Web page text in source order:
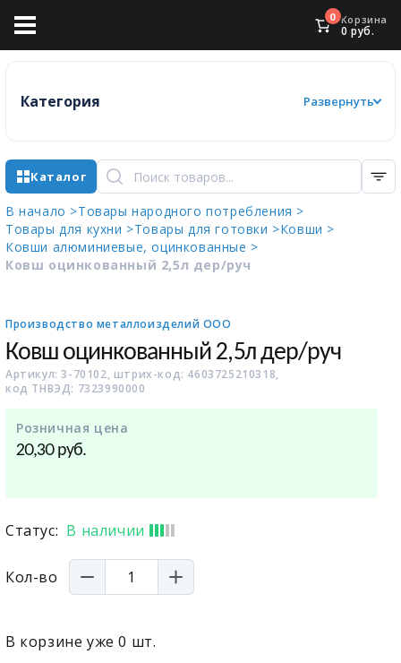
0 Корзина
0 руб.
Категория Развернуть
Каталог
В начало >Товары народного потребления >
Товары для кухни >Товары для готовки >Ковши >
Ковши алюминиевые, оцинкованные >
Ковш оцинкованный 2,5л дер/руч
Производство металлоизделий ООО
Ковш оцинкованный 2,5л дер/руч
Артикул: 3-70102, штрих-код: 4603725210318,
код ТНВЭД: 7323990000
Розничная цена
20,30руб.
Статус: В наличии
Кол-во
В корзине уже0 шт.